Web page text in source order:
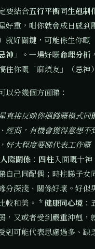
要結合五行平衡同生剋制
好重，咁你就會成日感
就好關鍵，可能係生你
神 」。一場好嘅命理分析
住你嘅「麻煩友」（忌神
以分幾個方面睇：
直接反映你搵錢嘅模式同
經商，有機會獲得意想
好大程度要睇代表工作
際關係 ： 四柱入面嘅十
自己同配偶；時柱睇子
分深淺、關係好壞。好
較和美。 *健康同心境
，又或者受到嚴重沖剋
剋可能代表思慮過多、